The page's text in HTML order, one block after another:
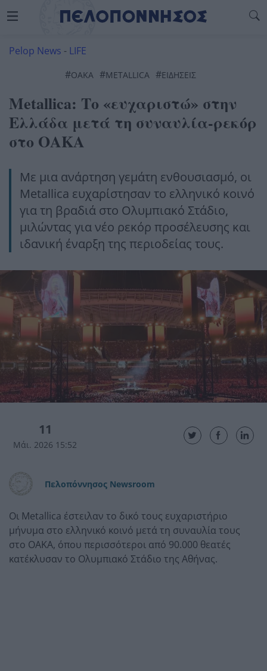
Pelop News - LIFE
#ΟΑΚΑ #METALLICA #ΕΙΔΗΣΕΙΣ
Metallica: Το «ευχαριστώ» στην
Ελλάδα μετά τη συναυλία-ρεκόρ
στο ΟΑΚΑ
Με μια ανάρτηση γεμάτη ενθουσιασμό, οι
Metallica ευχαρίστησαν το ελληνικό κοινό
για τη βραδιά στο Ολυμπιακό Στάδιο,
μιλώντας για νέο ρεκόρ προσέλευσης και
ιδανική έναρξη της περιοδείας τους.
11
Μάι. 2026 15:52
Πελοπόννησος Newsroom
Οι Metallica έστειλαν το δικό τους ευχαριστήριο
μήνυμα στο ελληνικό κοινό μετά τη συναυλία τους
στο ΟΑΚΑ, όπου περισσότεροι από 90.000 θεατές
κατέκλυσαν το Ολυμπιακό Στάδιο της Αθήνας.